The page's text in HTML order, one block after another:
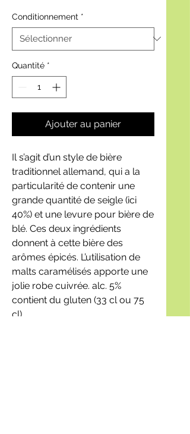
Conditionnement *
Quantité *
Ajouter au panier
Il s’agit d’un style de bière
traditionnel allemand, qui a la
particularité de contenir une
grande quantité de seigle (ici
40%) et une levure pour bière de
blé. Ces deux ingrédients
donnent à cette bière des
arômes épicés. L’utilisation de
malts caramélisés apporte une
jolie robe cuivrée. alc. 5%
contient du gluten (33 cl ou 75
cl)